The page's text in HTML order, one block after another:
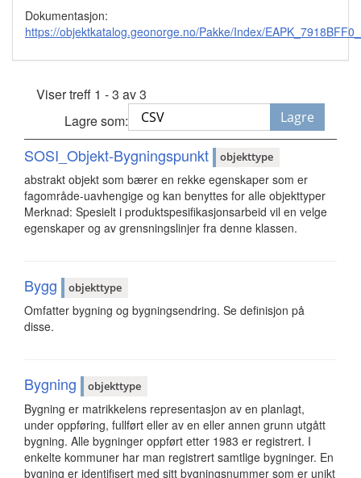
Dokumentasjon:
https://objektkatalog.geonorge.no/Pakke/Index/
Viser treff 1 - 3 av 3
Lagre som:
Lagre
SOSI_Objekt-Bygningspunkt objekttype
abstrakt objekt som bærer en rekke egenskaper som er
fagområde-uavhengige og kan benyttes for alle objekttyper
Merknad: Spesielt i produktspesifikasjonsarbeid vil en velge
egenskaper og av grensningslinjer fra denne klassen.
Bygg objekttype
Omfatter bygning og bygningsendring. Se definisjon på
disse.
Bygning objekttype
Bygning er matrikkelens representasjon av en planlagt,
under oppføring, fullført eller av en eller annen grunn utgått
bygning. Alle bygninger oppført etter 1983 er registrert. I
enkelte kommuner har man registrert samtlige bygninger. En
bygning er identifisert med sitt bygningsnummer som er unikt